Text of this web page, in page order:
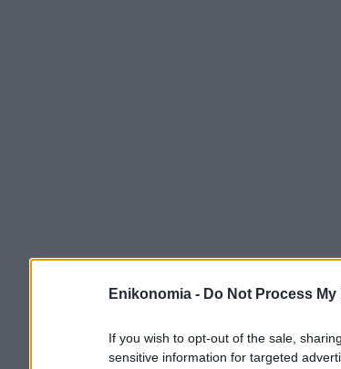
Enikonomia - Do Not Process
If you wish to opt-out of the sale,
sensitive information for targeted